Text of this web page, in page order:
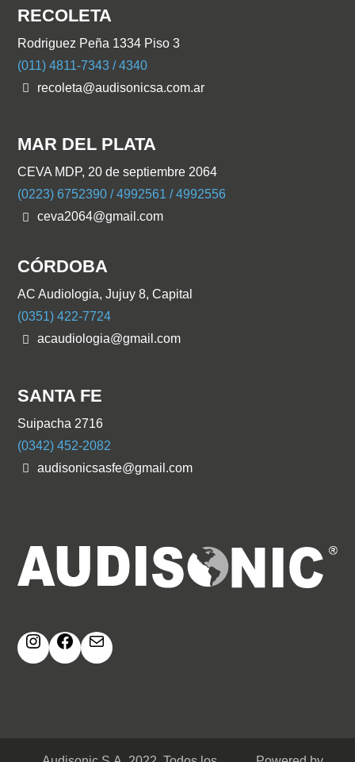
RECOLETA
Rodriguez Peña 1334 Piso 3
(011) 4811-7343 / 4340
recoleta@audisonicsa.com.ar
MAR DEL PLATA
CEVA MDP, 20 de septiembre 2064
(0223) 6752390 / 4992561 / 4992556
ceva2064@gmail.com
CÓRDOBA
AC Audiologia, Jujuy 8, Capital
(0351) 422-7724
acaudiologia@gmail.com
SANTA FE
Suipacha 2716
(0342) 452-2082
audisonicsasfe@gmail.com
InstagramFacebookCorreo electrónico